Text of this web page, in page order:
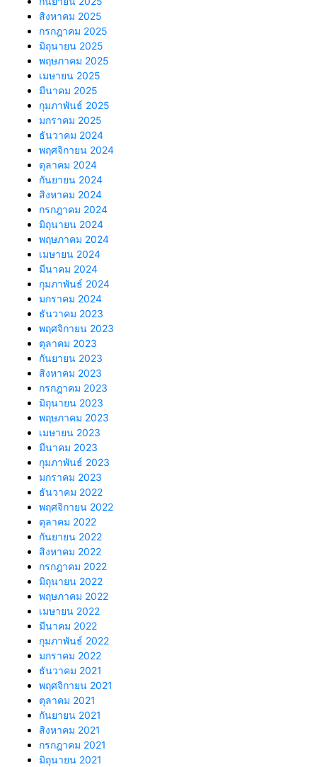
สิงหาคม 2025
กรกฎาคม 2025
มิถุนายน 2025
พฤษภาคม 2025
เมษายน 2025
มีนาคม 2025
กุมภาพันธ์ 2025
มกราคม 2025
ธันวาคม 2024
พฤศจิกายน 2024
ตุลาคม 2024
กันยายน 2024
สิงหาคม 2024
กรกฎาคม 2024
มิถุนายน 2024
พฤษภาคม 2024
เมษายน 2024
มีนาคม 2024
กุมภาพันธ์ 2024
มกราคม 2024
ธันวาคม 2023
พฤศจิกายน 2023
ตุลาคม 2023
กันยายน 2023
สิงหาคม 2023
กรกฎาคม 2023
มิถุนายน 2023
พฤษภาคม 2023
เมษายน 2023
มีนาคม 2023
กุมภาพันธ์ 2023
มกราคม 2023
ธันวาคม 2022
พฤศจิกายน 2022
ตุลาคม 2022
กันยายน 2022
สิงหาคม 2022
กรกฎาคม 2022
มิถุนายน 2022
พฤษภาคม 2022
เมษายน 2022
มีนาคม 2022
กุมภาพันธ์ 2022
มกราคม 2022
ธันวาคม 2021
พฤศจิกายน 2021
ตุลาคม 2021
กันยายน 2021
สิงหาคม 2021
กรกฎาคม 2021
มิถุนายน 2021